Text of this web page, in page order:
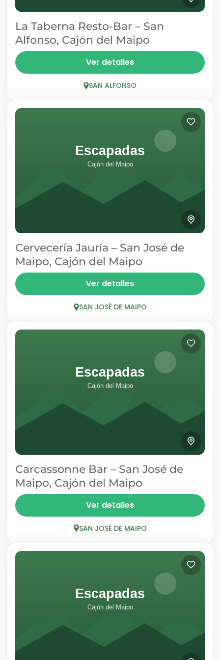
La Taberna Resto-Bar – San
Alfonso, Cajón del Maipo
La Taberna es el único resto-bar temático
medieval del Cajón del Maipo, en San Alfonso.
Una propuesta original que mezcla buena
Ver detalles
SAN ALFONSO
Cervecería Jauría – San José de
Maipo, Cajón del Maipo
Jauría es un brewpub y pizzería en San José de
Maipo, instalado en una encantadora casona
con un acogedor patio trasero. Cerveza
Ver detalles
SAN JOSÉ DE MAIPO
Carcassonne Bar – San José de
Maipo, Cajón del Maipo
Carcassonne es un bar en San José de Maipo
que ofrece una noche entretenida en plena
naturaleza cordillerana. Tragos, buena música
Ver detalles
SAN JOSÉ DE MAIPO